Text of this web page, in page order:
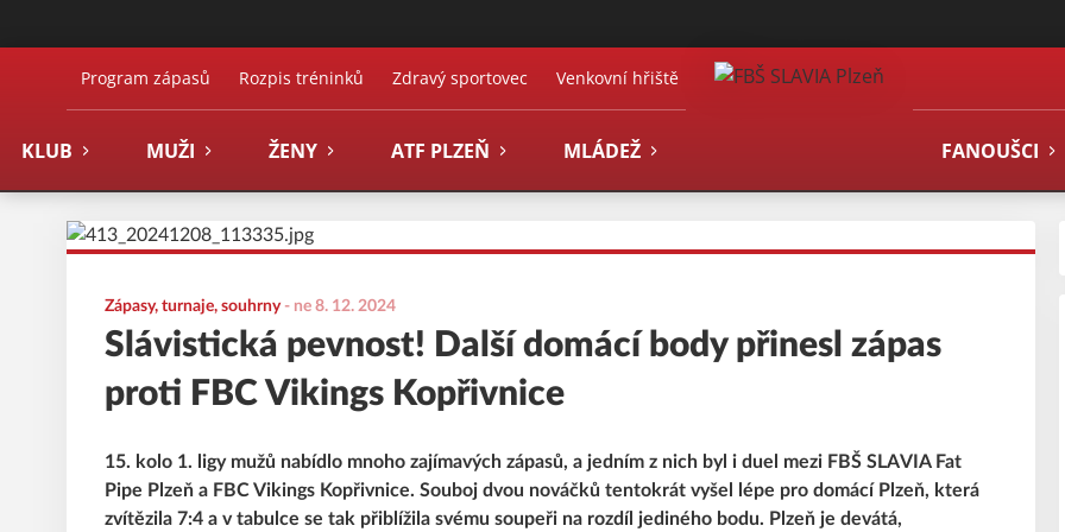
Program zápasů Rozpis tréninků Zdravý sportovec Venkovní hřiště
KLUB MUŽI ŽENY ATF PLZEŇ MLÁDEŽ FANOUŠCI
Zápasy, turnaje, souhrny - ne 8. 12. 2024
Slávistická pevnost! Další domácí body přinesl zápas
proti FBC Vikings Kopřivnice
15. kolo 1. ligy mužů nabídlo mnoho zajímavých zápasů, a jedním z nich byl i duel mezi FBŠ SLAVIA Fat
Pipe Plzeň a FBC Vikings Kopřivnice. Souboj dvou nováčků tentokrát vyšel lépe pro domácí Plzeň, která
zvítězila 7:4 a v tabulce se tak přiblížila svému soupeři na rozdíl jediného bodu. Plzeň je devátá,